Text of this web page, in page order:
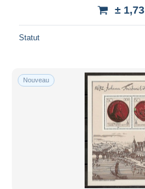
±
Statut
Nouveau